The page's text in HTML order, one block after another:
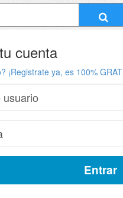
cuenta
¡Registrate ya, es 100%